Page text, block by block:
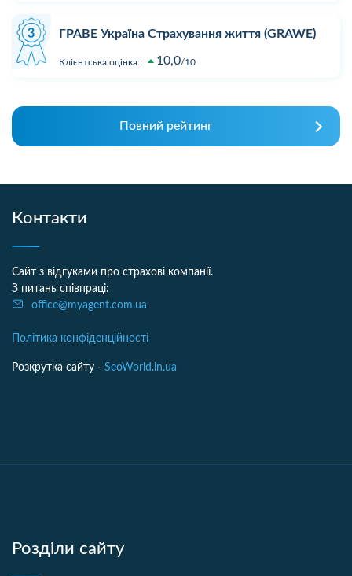
ГРАВЕ Україна Страхування життя (GRAWE)
Клієнтська оцінка: 10,0 10
Повний рейтинг
Контакти
Сайт з відгуками про страхові компанії.
З питань співпраці:
office@myagent.com.ua
Політика конфіденційності
Розкрутка сайту - SeoWorld.in.ua
Розділи сайту